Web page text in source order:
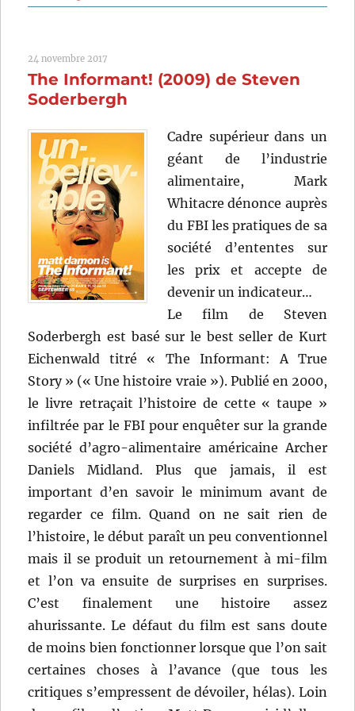
Logan
Steven
24 novembre 2017
The Informant! (2009) de Steven
Soderbergh
Cadre supérieur dans un
géant de l’industrie
alimentaire, Mark
Whitacre dénonce auprès
du FBI les pratiques de sa
société d’ententes sur
les prix et accepte de
devenir un indicateur…
Le film de Steven
Soderbergh est basé sur le best seller de Kurt
Eichenwald titré « The Informant: A True
Story » (« Une histoire vraie »). Publié en 2000,
le livre retraçait l’histoire de cette « taupe »
infiltrée par le FBI pour enquêter sur la grande
société d’agro-alimentaire américaine Archer
Daniels Midland. Plus que jamais, il est
important d’en savoir le minimum avant de
regarder ce film. Quand on ne sait rien de
l’histoire, le début paraît un peu conventionnel
mais il se produit un retournement à mi-film
et l’on va ensuite de surprises en surprises.
C’est finalement une histoire assez
ahurissante. Le défaut du film est sans doute
de moins bien fonctionner lorsque que l’on sait
certaines choses à l’avance (que tous les
critiques s’empressent de dévoiler, hélas). Loin